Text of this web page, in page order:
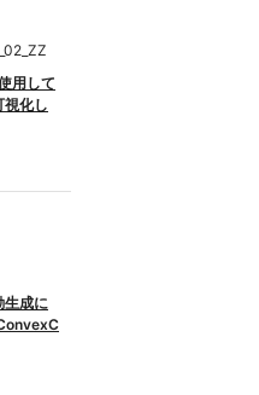
用して
視化し
生成に